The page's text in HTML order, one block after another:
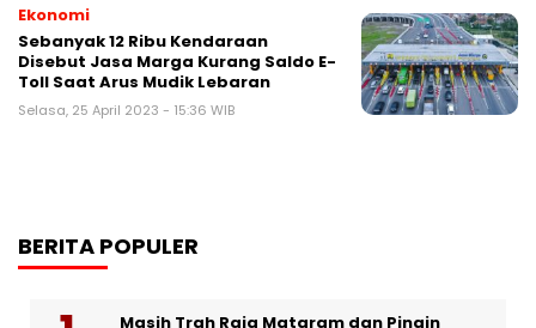
Ekonomi
Sebanyak 12 Ribu Kendaraan
Disebut Jasa Marga Kurang Saldo E-
Toll Saat Arus Mudik Lebaran
Selasa, 25 April 2023 - 15:36 WIB
BERITA POPULER
Masih Trah Raja Mataram dan Pingin